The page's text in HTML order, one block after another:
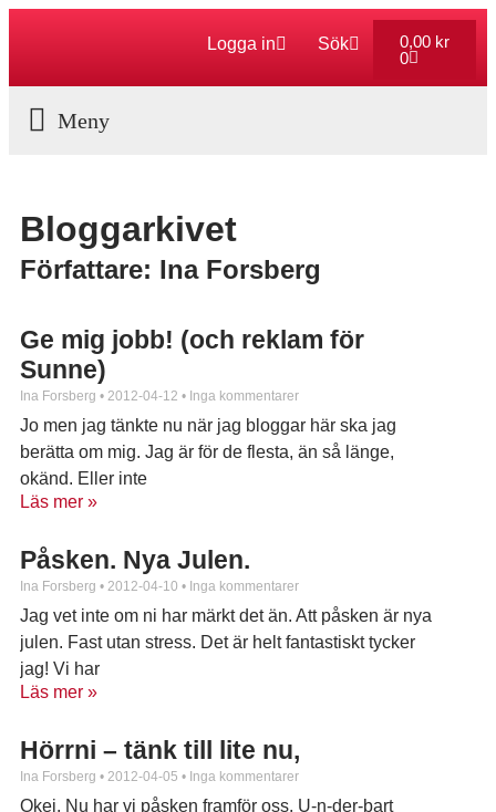
Logga in Sök 0,00 kr
0
Bloggarkivet
Författare: Ina Forsberg
Ge mig jobb! (och reklam för
Sunne)
Ina Forsberg 2012-04-12 Inga kommentarer
Jo men jag tänkte nu när jag bloggar här ska jag
berätta om mig. Jag är för de flesta, än så länge,
okänd. Eller inte
Läs mer »
Påsken. Nya Julen.
Ina Forsberg 2012-04-10 Inga kommentarer
Jag vet inte om ni har märkt det än. Att påsken är nya
julen. Fast utan stress. Det är helt fantastiskt tycker
jag! Vi har
Läs mer »
Hörrni – tänk till lite nu,
Ina Forsberg 2012-04-05 Inga kommentarer
Okej. Nu har vi påsken framför oss. U-n-der-bart